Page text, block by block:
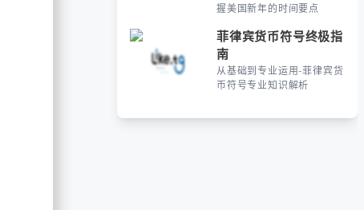
握美国新年的时间要点
菲律宾货币符号终极指
南
从基础到专业运用-菲律宾货
币符号专业知识解析